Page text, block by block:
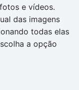
e vídeos.
das imagens
todas elas
a opção